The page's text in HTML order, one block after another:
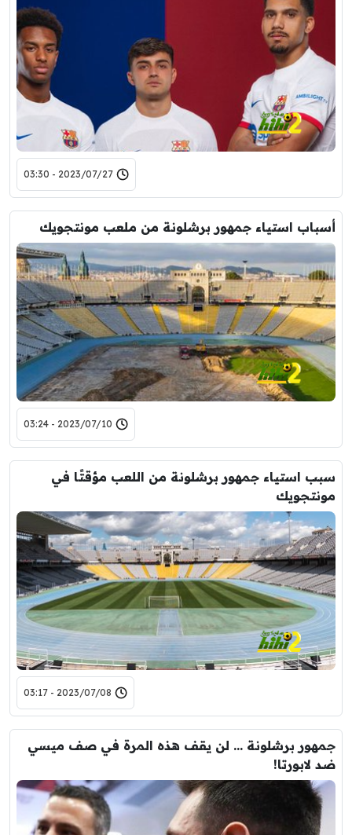
2023/07/27 - 03:30
أسباب استياء جمهور برشلونة من ملعب مونتجويك
2023/07/10 - 03:24
سبب استياء جمهور برشلونة من اللعب مؤقتًا في
مونتجويك
2023/07/08 - 03:17
جمهور برشلونة … لن يقف هذه المرة في صف ميسي
ضد لابورتا!